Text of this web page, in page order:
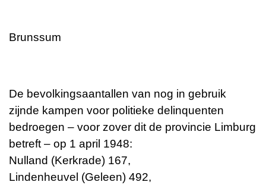
Brunssum
De bevolkingsaantallen van nog in gebruik
zijnde kampen voor politieke delinquenten
bedroegen – voor zover dit de provincie Limburg
betreft – op 1 april 1948:
Nulland (Kerkrade) 167,
Lindenheuvel (Geleen) 492,